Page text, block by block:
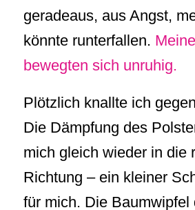
geradeaus, aus Angst,
könnte runterfallen.
bewegten sich unruhig.
Plötzlich knallte ich
Die Dämpfung des
mich gleich wieder in die
Richtung – ein kleiner
für mich. Die Baumwipfel